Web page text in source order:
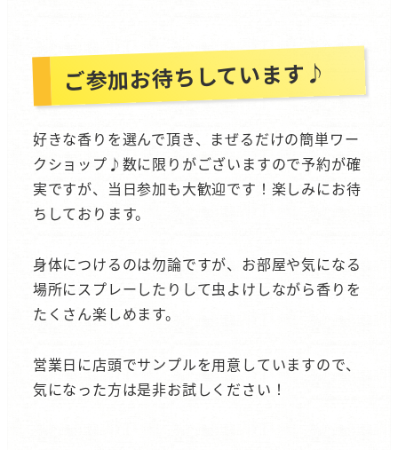
ご参加お待ちしています♪
好きな香りを選んで頂き、まぜるだけの簡単ワー
クショップ♪数に限りがございますので予約が確
実ですが、当日参加も大歓迎です！楽しみにお待
ちしております。
身体につけるのは勿論ですが、お部屋や気になる
場所にスプレーしたりして虫よけしながら香りを
たくさん楽しめます。
営業日に店頭でサンプルを用意していますので、
気になった方は是非お試しください！